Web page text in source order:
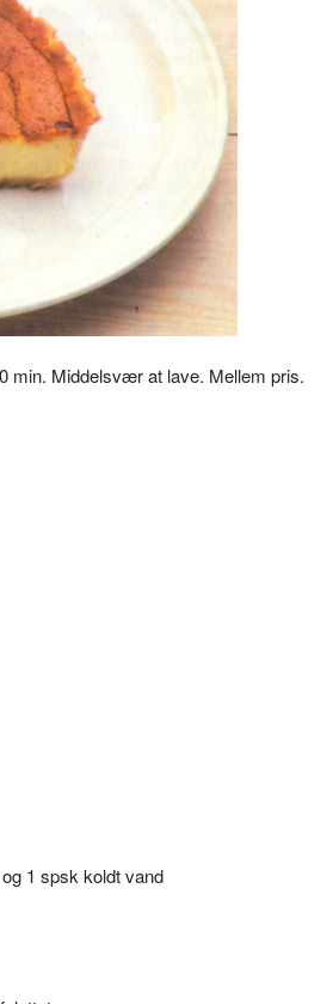
min. Middelsvær at lave. Mellem pris.
1 spsk koldt vand